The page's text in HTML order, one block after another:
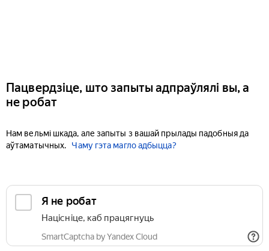
Пацвердзіце, што запыты адпраўлялі вы, а
не робат
Нам вельмі шкада, але запыты з вашай прылады падобныя да
аўтаматычных.
Чаму гэта магло адбыцца?
Я не робат
Націсніце, каб працягнуць
SmartCaptcha by Yandex Cloud